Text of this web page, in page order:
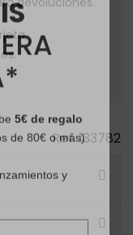
Ref.133782
de 80€ o más)